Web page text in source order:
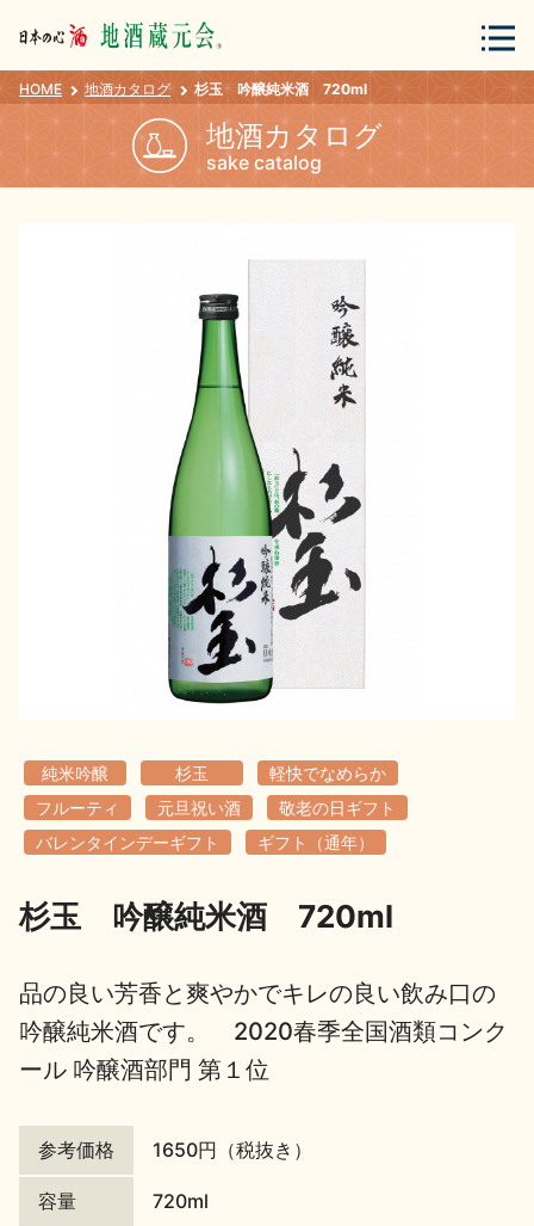
会員登録 ログイン
地酒カタログ
地酒解体新書
歳時記 地酒蔵元会検定
HOME 地酒カタログ 杉玉 吟醸純米酒 720ml
地酒カタログ
sake catalog
純米吟醸 杉玉
軽快でなめらか
フルーティ
元旦祝い酒
敬老の日ギフト
バレンタインデーギフト
ギフト（通年）
杉玉 吟醸純米酒 720ml
品の良い芳香と爽やかでキレの良い飲み口の
吟醸純米酒です。 2020春季全国酒類コンク
ール 吟醸酒部門 第１位
参考価格 1650円（税抜き）
容量 720ml